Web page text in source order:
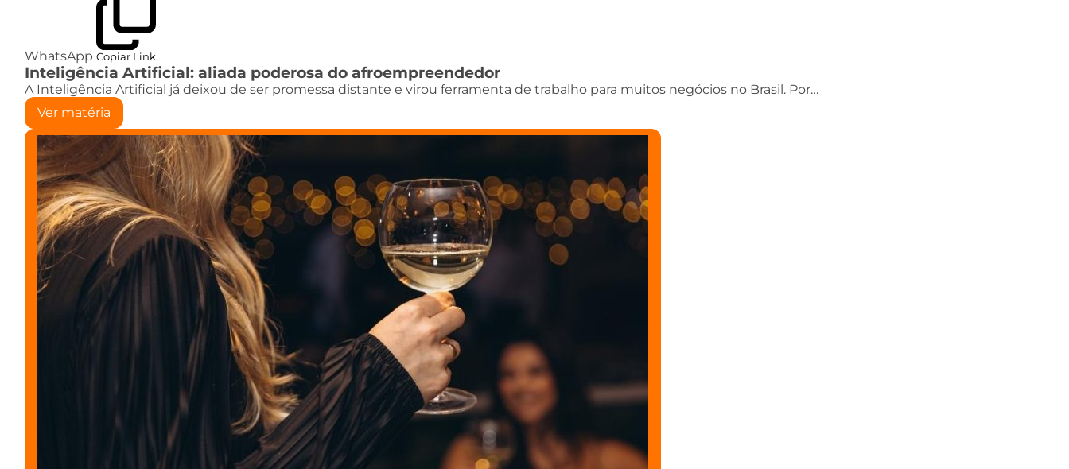
WhatsApp Copiar Link
Inteligência Artificial: aliada poderosa do afroempreendedor
A Inteligência Artificial já deixou de ser promessa distante e virou ferramenta de trabalho para muitos negócios no Brasil. Por…
Ver matéria